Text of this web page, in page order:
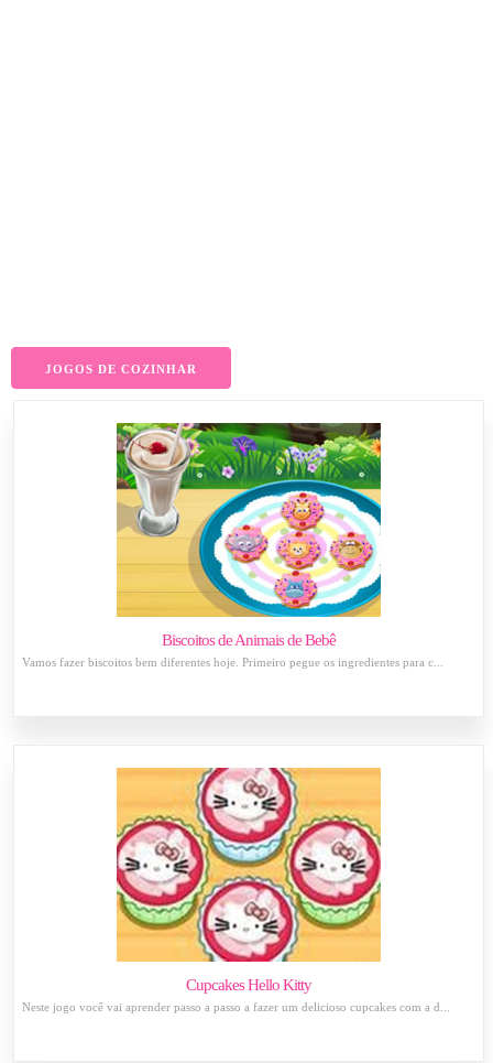
JOGOS DE COZINHAR
Biscoitos de Animais de Bebê
Vamos fazer biscoitos bem diferentes hoje. Primeiro pegue os ingredientes para c...
Cupcakes Hello Kitty
Neste jogo você vai aprender passo a passo a fazer um delicioso cupcakes com a d...